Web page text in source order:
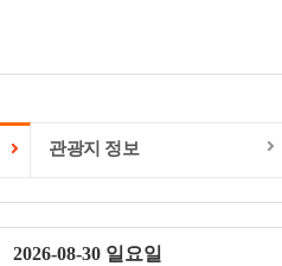
관광지 정보
2026-08-30 일요일